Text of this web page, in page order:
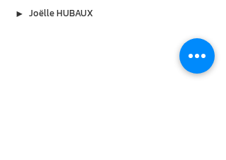
▶︎ Joëlle HUBAUX